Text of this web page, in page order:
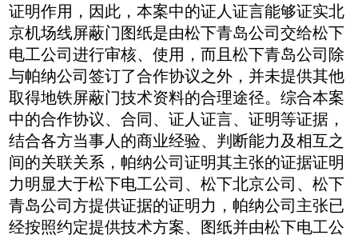
证明作用，因此，本案中的证人证言能够证实北
京机场线屏蔽门图纸是由松下青岛公司交给松下
电工公司进行审核、使用，而且松下青岛公司除
与帕纳公司签订了合作协议之外，并未提供其他
取得地铁屏蔽门技术资料的合理途径。综合本案
中的合作协议、合同、证人证言、证明等证据，
结合各方当事人的商业经验、判断能力及相互之
间的关联关系，帕纳公司证明其主张的证据证明
力明显大于松下电工公司、松下北京公司、松下
青岛公司方提供证据的证明力，帕纳公司主张已
经按照约定提供技术方案、图纸并由松下电工公